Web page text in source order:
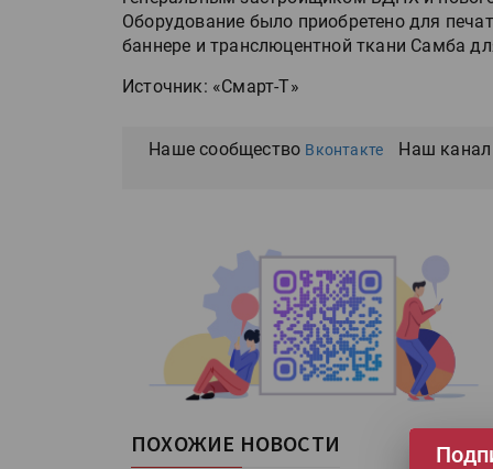
Оборудование было приобретено для
баннере и транслюцентной ткани Самба
Источник: «Смарт-Т»
Наше сообщество Вконтакте Наш канал
ПОХОЖИЕ НОВОСТИ